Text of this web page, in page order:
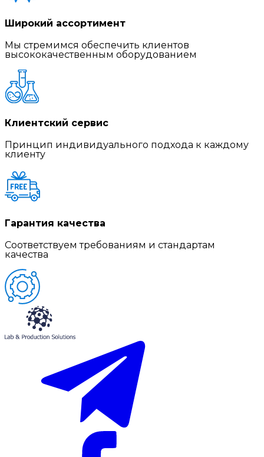
Широкий ассортимент
Мы стремимся обеспечить клиентов
высококачественным оборудованием
Клиентский сервис
Принцип индивидуального подхода к каждому
клиенту
Гарантия качества
Соответствуем требованиям и стандартам
качества